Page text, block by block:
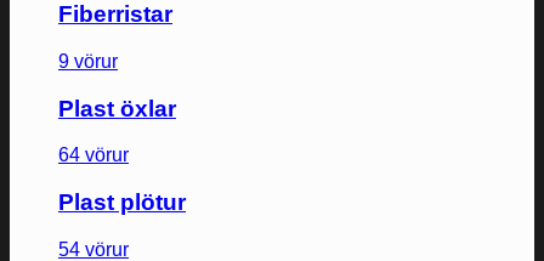
Fiberristar
9 vörur
Plast öxlar
64 vörur
Plast plötur
54 vörur